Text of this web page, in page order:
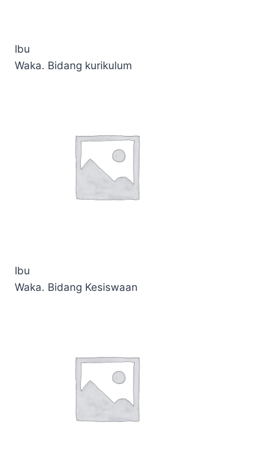
Ibu
Waka. Bidang kurikulum
Ibu
Waka. Bidang Kesiswaan